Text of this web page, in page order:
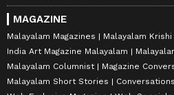
MAGAZINE
Malayalam Magazines
Malayalam
India Art Magazine Malayalam
Malayalam Columnist
Magazine
Malayalam Short Stories